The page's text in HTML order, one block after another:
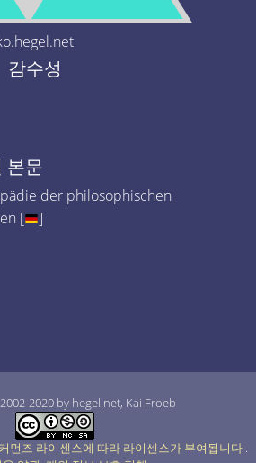
감수성
본문
der philosophischen
[
]
2020 by hegel.net, Kai Froeb
먼즈 라이센스에 따라 라이센스가 부여됩니다 .